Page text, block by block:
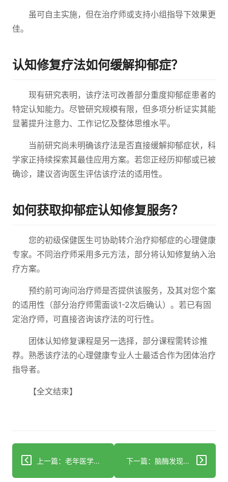
虽可自主实施，但在治疗师或支持小组指导下效果更
佳。
认知修复疗法如何缓解抑郁症？
现有研究表明，该疗法可改善部分重度抑郁症患者的
特定认知能力。尽管研究规模有限，但多项分析证实其能
显著提升注意力、工作记忆及整体思维水平。
当前研究尚未明确该疗法是否直接缓解抑郁症状，科
学家正持续探索其最佳应用方案。若您正经历抑郁或已被
确诊，建议咨询医生评估该疗法的适用性。
如何获取抑郁症认知修复服务？
您的初级保健医生可协助转介治疗抑郁症的心理健康
专家。不同治疗师采用多元方法，部分将认知修复纳入治
疗方案。
预约前可询问治疗师是否提供该服务，及其对您个案
的适用性（部分治疗师需面谈1-2次后确认）。若已有固
定治疗师，可直接咨询该疗法的可行性。
团体认知修复课程是另一选择，部分课程需转诊推
荐。熟悉该疗法的心理健康专业人士最适合作为团体治疗
指导者。
【全文结束】
上一篇：老年医学研究揭示认知障碍对医疗成本的影响机制 下一篇：脑酶发现或为治疗神经退行性疾病开辟新路径